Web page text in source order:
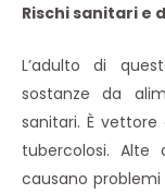
Rischi sanitari e
L’adulto di
sostanze da
sanitari. È
tubercolosi. Alte
causano